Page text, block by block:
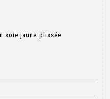
soie jaune plissée